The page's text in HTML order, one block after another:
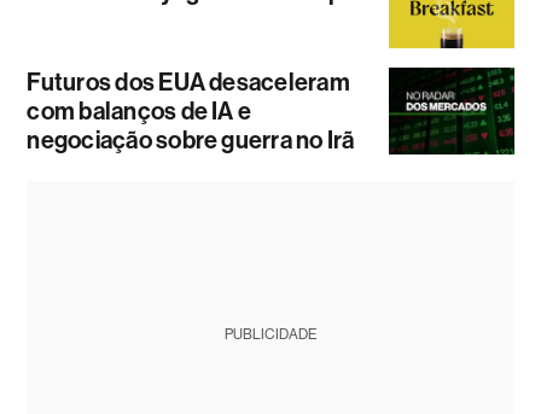
Futuros dos EUA desaceleram
com balanços de IA e
negociação sobre guerra no Irã
PUBLICIDADE